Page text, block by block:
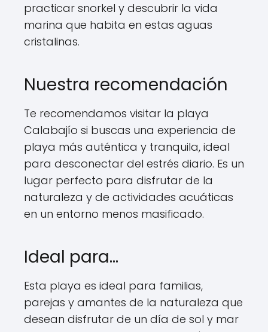
practicar snorkel y descubrir la vida
marina que habita en estas aguas
cristalinas.
Nuestra recomendación
Te recomendamos visitar la playa
Calabajío si buscas una experiencia de
playa más auténtica y tranquila, ideal
para desconectar del estrés diario. Es un
lugar perfecto para disfrutar de la
naturaleza y de actividades acuáticas
en un entorno menos masificado.
Ideal para...
Esta playa es ideal para familias,
parejas y amantes de la naturaleza que
desean disfrutar de un día de sol y mar